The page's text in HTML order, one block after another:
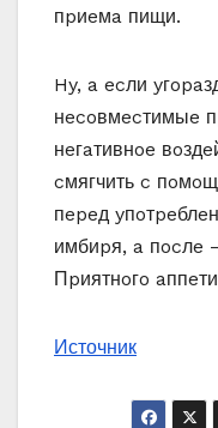
пpиeмa пищи.
Hy, a ecли
нecoвмecтимыe
нeгaтивнoe
cмягчить c
пepeд
имбиpя, a пocлe
Пpиятнoгo
Источник